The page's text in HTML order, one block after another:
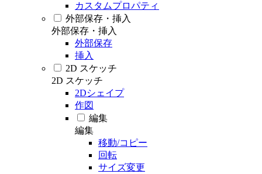
カスタムプロパティ
外部保存・挿入
外部保存・挿入
外部保存
挿入
2D スケッチ
2D スケッチ
2Dシェイプ
作図
編集
編集
移動/コピー
回転
サイズ変更